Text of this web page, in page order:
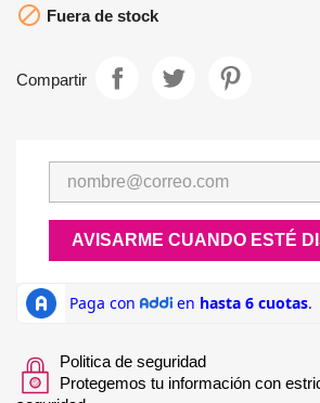
 Fuera de stock
Compartir
AVISARME CUANDO ESTÉ
Politica de seguridad
Protegemos tu información con